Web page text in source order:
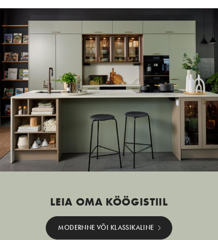
LEIA OMA KÖÖGISTIIL
MODERNNE VÕI KLASSIKALINE